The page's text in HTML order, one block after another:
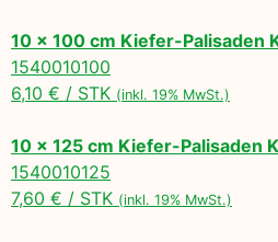
10 x 100 cm Kiefer-Palisaden
1540010100
6,10 € / STK (inkl. 19% MwSt.)
10 x 125 cm Kiefer-Palisaden
1540010125
7,60 € / STK (inkl. 19% MwSt.)